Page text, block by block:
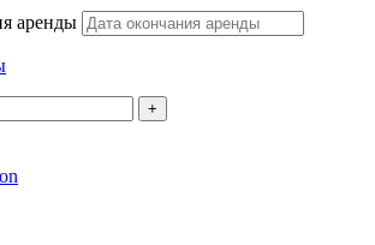
аренды